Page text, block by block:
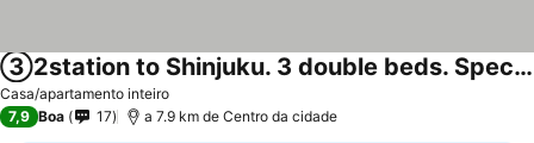
Casa/apartamento inteiro
③2station to Shinjuku. 3 double beds. Specious 45㎡
7,9 Boa 17 a 7.9 km de Centro da cidade